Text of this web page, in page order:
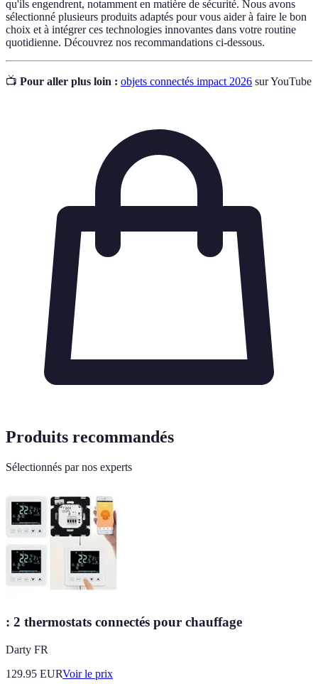
qu'ils engendrent, notamment en matière de sécurité. Nous avons
sélectionné plusieurs produits adaptés pour vous aider à faire le bon
choix et à intégrer ces technologies innovantes dans votre routine
quotidienne. Découvrez nos recommandations ci-dessous.
📺 Pour aller plus loin : objets connectés impact 2026 sur YouTube
Produits recommandés
Sélectionnés par nos experts
: 2 thermostats connectés pour chauffage
Darty FR
129.95 EURVoir le prix